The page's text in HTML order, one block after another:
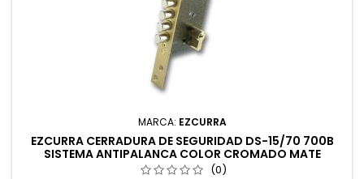
MARCA: EZCURRA
EZCURRA CERRADURA DE SEGURIDAD DS-15/70 700B
SISTEMA ANTIPALANCA COLOR CROMADO MATE
(0)